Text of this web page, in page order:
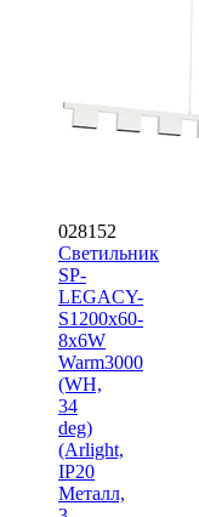
028152
Светильник
SP-
LEGACY-
S1200x60-
8x6W
Warm3000
(WH,
34
deg)
(Arlight,
IP20
Металл,